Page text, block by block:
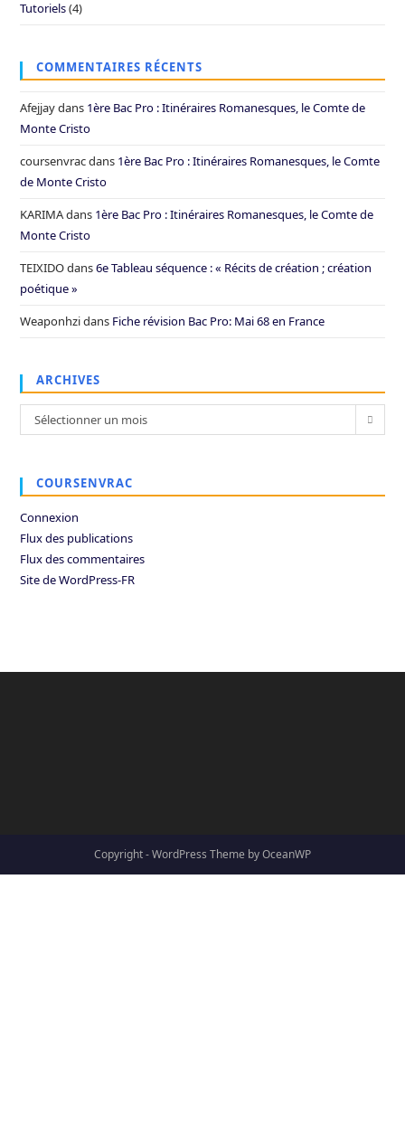
Tutoriels(4)
COMMENTAIRES RÉCENTS
Afejjaydans 1ère Bac Pro : Itinéraires Romanesques, le Comte de
Monte Cristo
coursenvracdans 1ère Bac Pro : Itinéraires Romanesques, le Comte
de Monte Cristo
KARIMAdans 1ère Bac Pro : Itinéraires Romanesques, le Comte de
Monte Cristo
TEIXIDOdans6e Tableau séquence : « Récits de création ; création
poétique »
Weaponhzidans Fiche révision Bac Pro: Mai 68 en France
ARCHIVES
Archives
Sélectionner un mois
COURSENVRAC
Connexion
Flux des publications
Flux des commentaires
Site de WordPress-FR
Copyright - WordPress Theme by OceanWP